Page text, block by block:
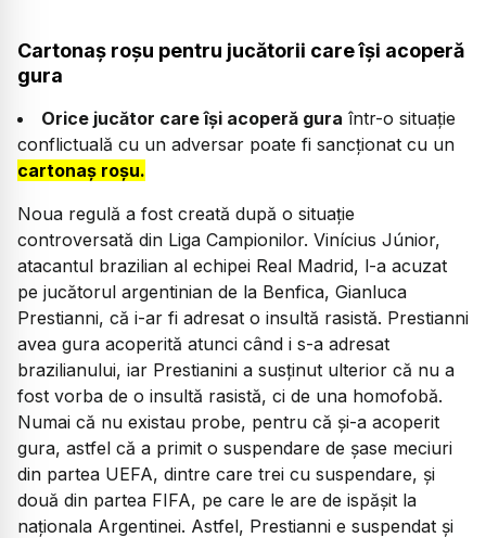
Cartonaș roșu pentru jucătorii care își acoperă
gura
Orice jucător care își acoperă gura într-o situație
conflictuală cu un adversar poate fi sancționat cu un
cartonaș roșu.
Noua regulă a fost creată după o situație
controversată din Liga Campionilor. Vinícius Júnior,
atacantul brazilian al echipei Real Madrid, l-a acuzat
pe jucătorul argentinian de la Benfica, Gianluca
Prestianni, că i-ar fi adresat o insultă rasistă. Prestianni
avea gura acoperită atunci când i s-a adresat
brazilianului, iar Prestianini a susținut ulterior că nu a
fost vorba de o insultă rasistă, ci de una homofobă.
Numai că nu existau probe, pentru că și-a acoperit
gura, astfel că a primit o suspendare de șase meciuri
din partea UEFA, dintre care trei cu suspendare, și
două din partea FIFA, pe care le are de ispășit la
naționala Argentinei. Astfel, Prestianni e suspendat și